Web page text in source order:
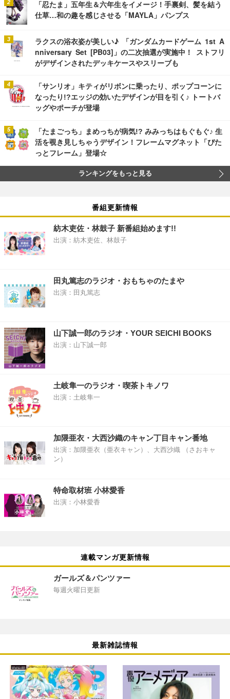
「忍たま」五年生＆六年生をイメージ！手裏剣、髪を結う
仕草…和の趣を感じさせる「MAYLA」パンプス
ラクスの浴衣姿が美しい♪ 「ガンダムカードゲーム 1st A
nniversary Set [PB03]」の二次抽選が実施中！ ストフリ
がデザインされたデッキケースやスリーブも
「サンリオ」キティがリボンに乗ったり、ポップコーンに
なったり!?エッジの効いたデザインが目を引く♪ トートバ
ッグやポーチが登場
「たまごっち」まめっちが病気!? みみっちはもぐもぐ♪ 生
活を覗き見しちゃうデザイン！フレームマグネット「ぴた
っとフレーム」登場☆
ランキングをもっと見る
番組更新情報
紡木吏佐・林鼓子 新番組始めます!!
出演：紡木吏佐、林鼓子
田丸篤志のラジオ・おもちゃのたまや
出演：田丸篤志
山下誠一郎のラジオ・YOUR SEICHI BOOKS
出演：山下誠一郎
土岐隼一のラジオ・喫茶トキノワ
出演：土岐隼一
加隈亜衣・大西沙織のキャン丁目キャン番地
出演：加隈亜衣（亜衣キャン）、大西沙織 （さおキャ
ン）
特命取材班 小林愛香
出演：小林愛香
連載マンガ更新情報
ガールズ＆パンツァー
毎週火曜日更新
最新雑誌情報